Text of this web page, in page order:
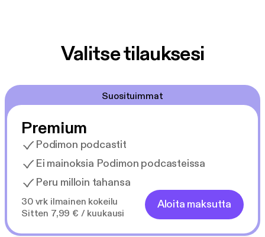
Valitse tilauksesi
Suosituimmat
Premium
Podimon podcastit
Ei mainoksia Podimon podcasteissa
Peru milloin tahansa
30 vrk ilmainen kokeilu
Sitten 7,99 € / kuukausi
Aloita maksutta